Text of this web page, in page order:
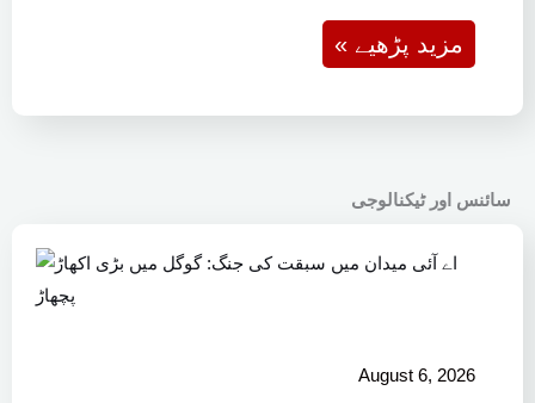
« مزید پڑھیے
سائنس اور ٹیکنالوجی
August 6, 2026